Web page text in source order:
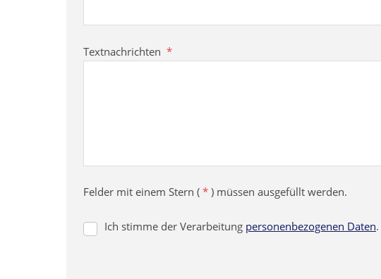
Textnachrichten *
Felder mit einem Stern ( * ) müssen ausgefüllt werden.
Ich stimme der Verarbeitung personenbezogenen Daten.